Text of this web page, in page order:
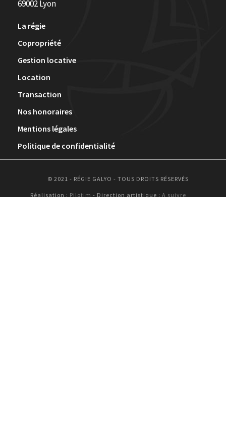
69002 Lyon
La régie
Copropriété
Gestion locative
Location
Transaction
Nos honoraires
Mentions légales
Politique de confidentialité
© 2021 - RÉGIE GALYO - TOUS DROITS RÉSERVÉS
Réalisation : Pilotim - Direction artistique : A suivre